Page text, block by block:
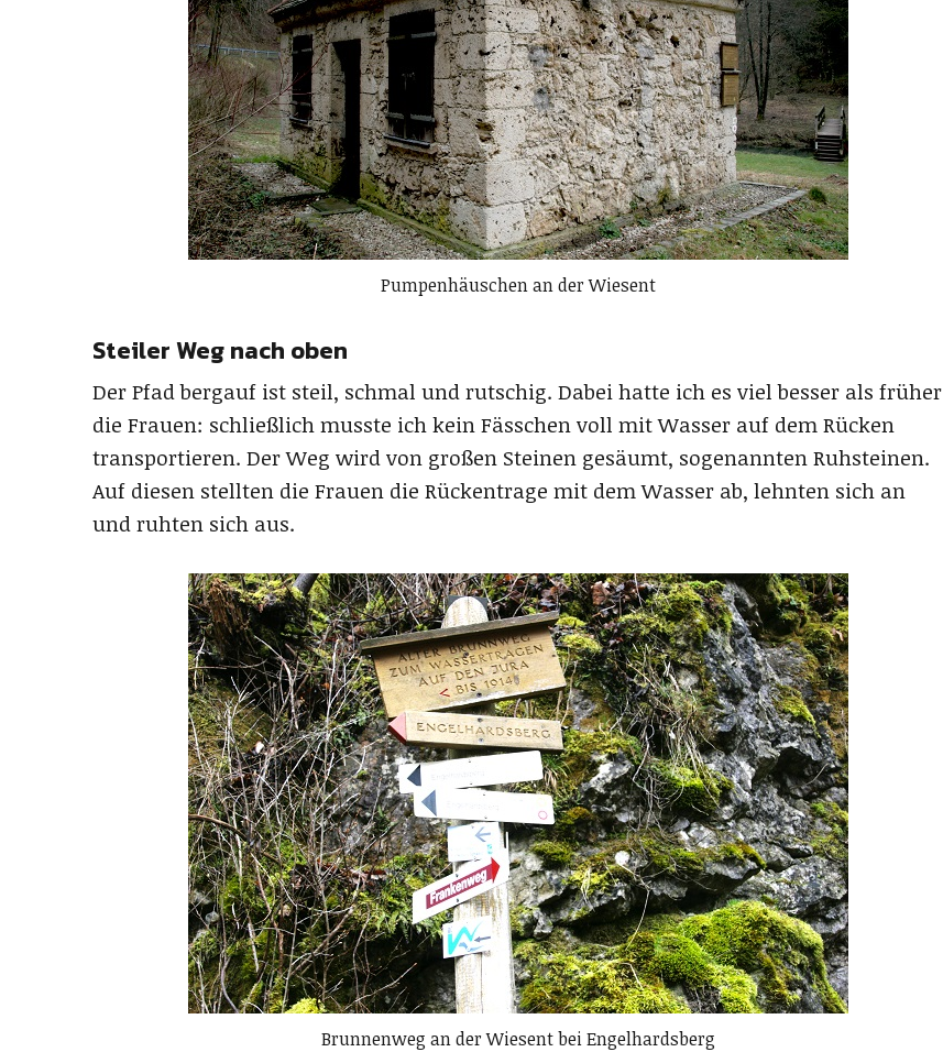
Pumpenhäuschen an der Wiesent
Steiler Weg nach oben
Der Pfad bergauf ist steil, schmal und rutschig. Dabei hatte ich es viel besser als früher
die Frauen: schließlich musste ich kein Fässchen voll mit Wasser auf dem Rücken
transportieren. Der Weg wird von großen Steinen gesäumt, sogenannten Ruhsteinen.
Auf diesen stellten die Frauen die Rückentrage mit dem Wasser ab, lehnten sich an
und ruhten sich aus.
Brunnenweg an der Wiesent bei Engelhardsberg